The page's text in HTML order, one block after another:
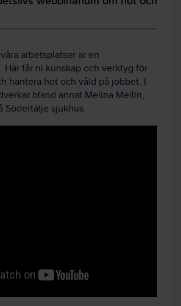
arbetsplatser är en
Här får ni kunskap och verktyg för
hantera hot och våld på jobbet. I
bland annat Melina Mellin,
Södertälje sjukhus.